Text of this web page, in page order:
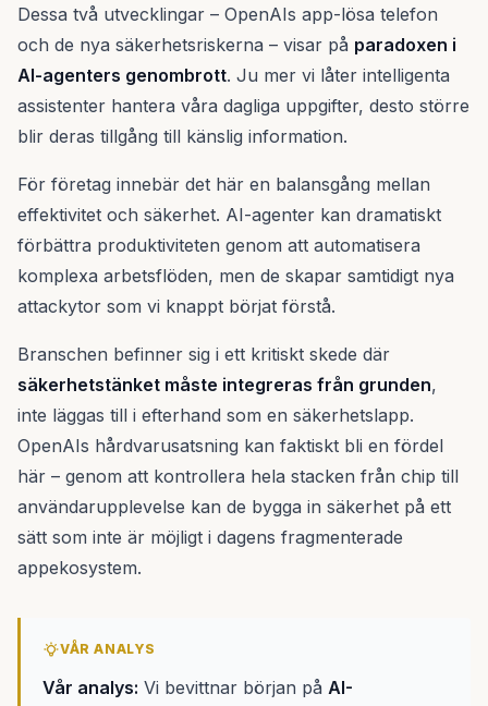
Dessa två utvecklingar – OpenAIs app-lösa telefon
och de nya säkerhetsriskerna – visar på paradoxen i
AI-agenters genombrott. Ju mer vi låter intelligenta
assistenter hantera våra dagliga uppgifter, desto större
blir deras tillgång till känslig information.
För företag innebär det här en balansgång mellan
effektivitet och säkerhet. AI-agenter kan dramatiskt
förbättra produktiviteten genom att automatisera
komplexa arbetsflöden, men de skapar samtidigt nya
attackytor som vi knappt börjat förstå.
Branschen befinner sig i ett kritiskt skede där
säkerhetstänket måste integreras från grunden,
inte läggas till i efterhand som en säkerhetslapp.
OpenAIs hårdvarusatsning kan faktiskt bli en fördel
här – genom att kontrollera hela stacken från chip till
användarupplevelse kan de bygga in säkerhet på ett
sätt som inte är möjligt i dagens fragmenterade
appekosystem.
VÅR ANALYS
Vår analys: Vi bevittnar början på AI-